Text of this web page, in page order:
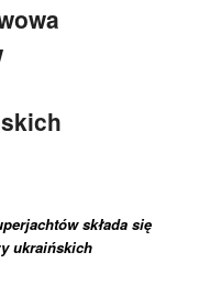
składa się
ukraińskich